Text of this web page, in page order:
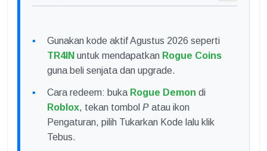
Gunakan kode aktif Agustus 2026 seperti
TR4IN untuk mendapatkan Rogue Coins
guna beli senjata dan upgrade.
Cara redeem: buka Rogue Demon di
Roblox, tekan tombol P atau ikon
Pengaturan, pilih Tukarkan Kode lalu klik
Tebus.